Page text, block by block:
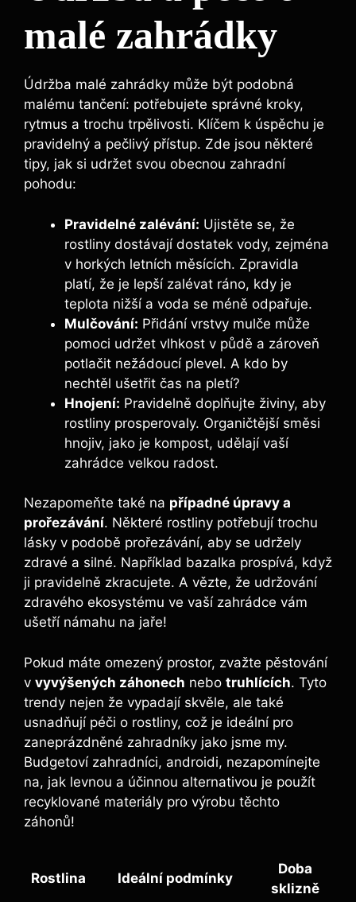
malé zahrádky
Údržba malé zahrádky může být podobná
malému tančení: potřebujete správné kroky,
rytmus a trochu trpělivosti. Klíčem k úspěchu je
pravidelný a pečlivý přístup. Zde jsou některé
tipy, jak si udržet svou obecnou zahradní
pohodu:
Pravidelné zalévání: Ujistěte se, že
rostliny dostávají dostatek vody, zejména
v horkých letních měsících. Zpravidla
platí, že je lepší zalévat ráno, kdy je
teplota nižší a voda se méně odpařuje.
Mulčování: Přidání vrstvy mulče může
pomoci udržet vlhkost v půdě a zároveň
potlačit nežádoucí plevel. A kdo by
nechtěl ušetřit čas na pletí?
Hnojení: Pravidelně doplňujte živiny, aby
rostliny prosperovaly. Organičtější směsi
hnojiv, jako je kompost, udělají vaší
zahrádce velkou radost.
Nezapomeňte také na případné úpravy a
prořezávání. Některé rostliny potřebují trochu
lásky v podobě prořezávání, aby se udržely
zdravé a silné. Například bazalka prospívá, když
ji pravidelně zkracujete. A vězte, že udržování
zdravého ekosystému ve vaší zahrádce vám
ušetří námahu na jaře!
Pokud máte omezený prostor, zvažte pěstování
v vyvýšených záhonech nebo truhlících. Tyto
trendy nejen že vypadají skvěle, ale také
usnadňují péči o rostliny, což je ideální pro
zaneprázdněné zahradníky jako jsme my.
Budgetoví zahradníci, androidi, nezapomínejte
na, jak levnou a účinnou alternativou je použít
recyklované materiály pro výrobu těchto
záhonů!
Rostlina Ideální podmínky
Doba
sklizně